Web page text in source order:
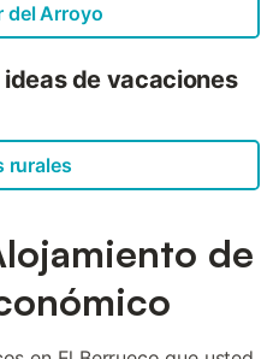
del Arroyo
de vacaciones
rurales
de